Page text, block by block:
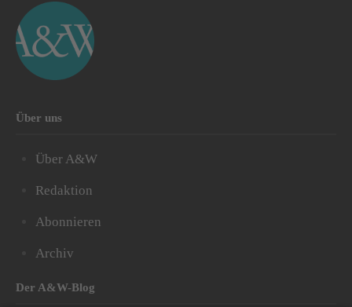
Über uns
Über A&W
Redaktion
Abonnieren
Archiv
Der A&W-Blog